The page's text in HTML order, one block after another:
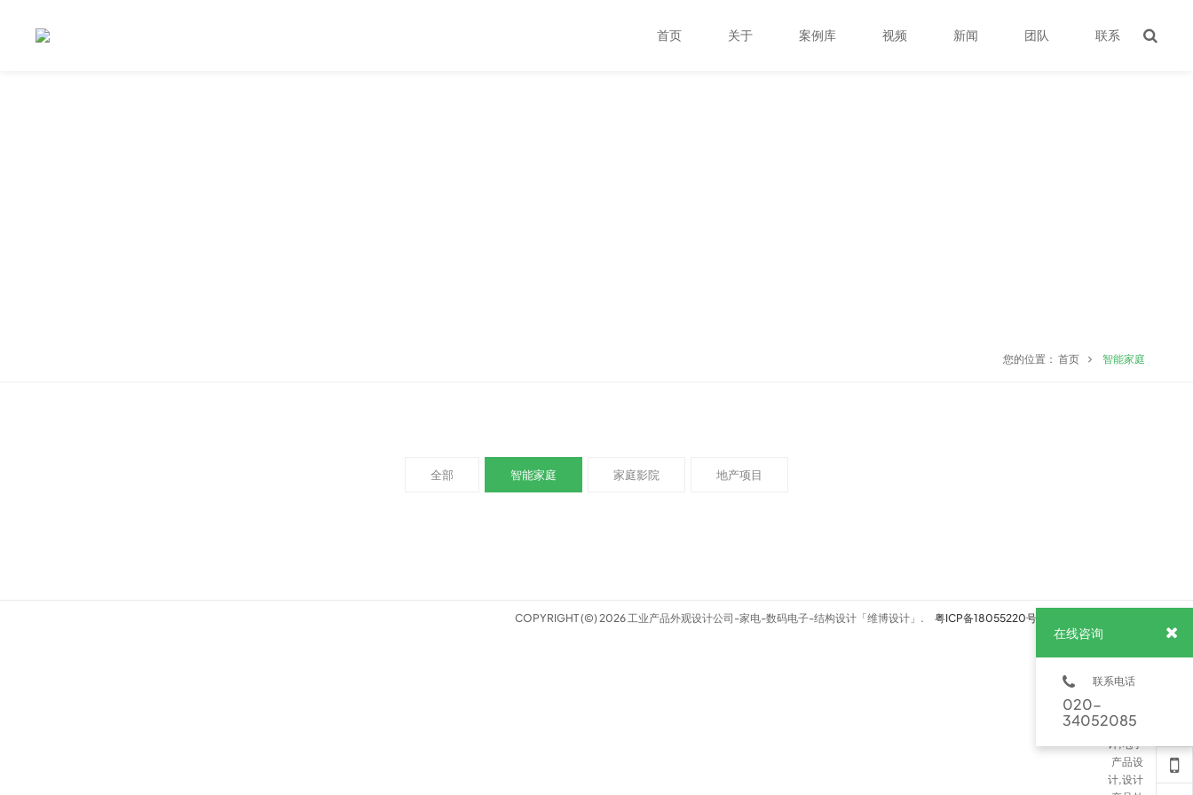
首页 关于 案例库 视频 新闻 团队 联系
您的位置：首页 智能家庭
全部 智能家庭 家庭影院 地产项目
COPYRIGHT (©) 2026 工业产品外观设计公司-家电-数码电子-结构设计「维博设计」. 粤ICP备18055220号
在线咨询
联系电话
020-
34052085